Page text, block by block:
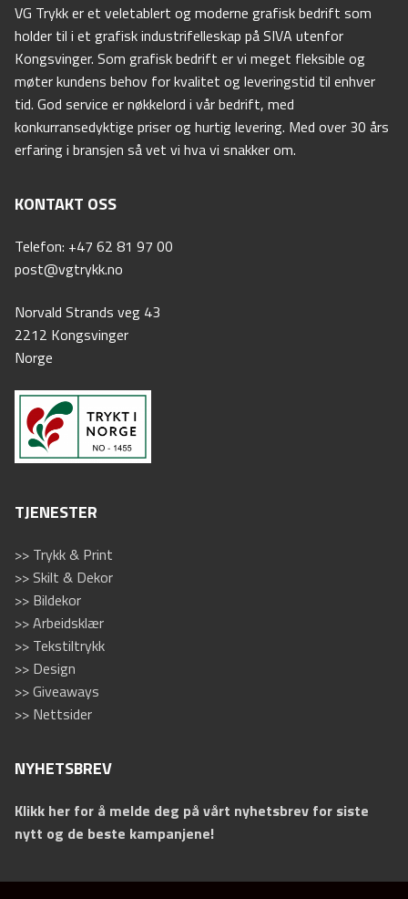
VG Trykk er et veletablert og moderne grafisk bedrift som
holder til i et grafisk industrifelleskap på SIVA utenfor
Kongsvinger. Som grafisk bedrift er vi meget fleksible og
møter kundens behov for kvalitet og leveringstid til enhver
tid. God service er nøkkelord i vår bedrift, med
konkurransedyktige priser og hurtig levering. Med over 30 års
erfaring i bransjen så vet vi hva vi snakker om.
KONTAKT OSS
Telefon: +47 62 81 97 00
post@vgtrykk.no
Norvald Strands veg 43
2212 Kongsvinger
Norge
TJENESTER
>> Trykk & Print
>> Skilt & Dekor
>> Bildekor
>> Arbeidsklær
>> Tekstiltrykk
>> Design
>> Giveaways
>> Nettsider
NYHETSBREV
Klikk her for å melde deg på vårt nyhetsbrev for siste
nytt og de beste kampanjene!